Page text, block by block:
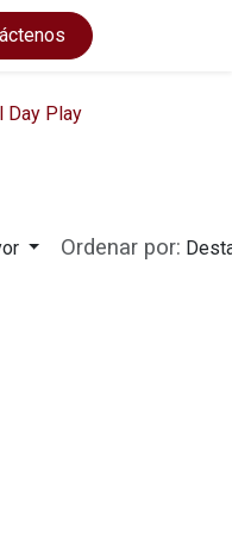
Day Play
Ordenar por: